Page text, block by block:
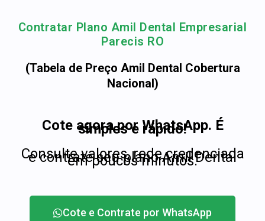
Contratar Plano Amil Dental Empresarial
Parecis RO
(Tabela de Preço Amil Dental Cobertura
Nacional)
Cote agora por WhatsApp. É
simples e rápido!
Consulte valores, rede credenciada
e contrate seu plano Amil Dental
em poucos minutos.
Cote e Contrate por WhatsApp